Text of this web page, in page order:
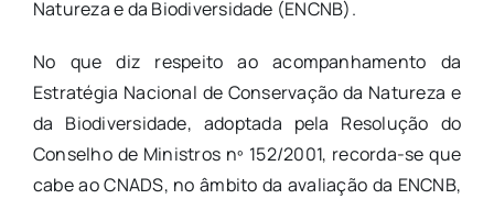
Natureza e da Biodiversidade (ENCNB).
No que diz respeito ao acompanhamento da
Estratégia Nacional de Conservação da Natureza e
da Biodiversidade, adoptada pela Resolução do
Conselho de Ministros nº 152/2001, recorda-se que
cabe ao CNADS, no âmbito da avaliação da ENCNB,